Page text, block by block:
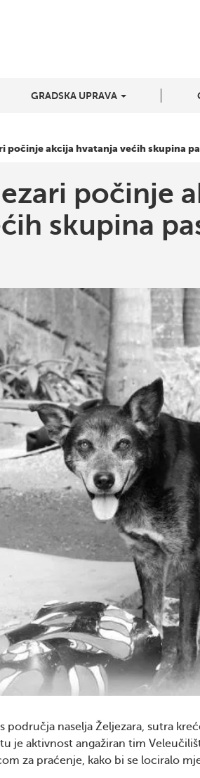
GRADSKA UPRAVA
počinje akcija hvatanja većih skupina
počinje
skupina
naselja Željezara, sutra
je aktivnost angažiran tim
za praćenje, kako bi se lociralo